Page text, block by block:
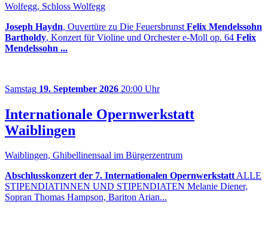
Wolfegg, Schloss Wolfegg
Joseph Haydn, Ouvertüre zu Die Feuersbrunst Felix Mendelssohn
Bartholdy, Konzert für Violine und Orchester e-Moll op. 64 Felix
Mendelssohn ...
Samstag 19. September 2026 20:00 Uhr
Internationale Opernwerkstatt
Waiblingen
Waiblingen, Ghibellinensaal im Bürgerzentrum
Abschlusskonzert der 7. Internationalen OpernwerkstattALLE
STIPENDIATINNEN UND STIPENDIATEN Melanie Diener,
Sopran Thomas Hampson, Bariton Arian...